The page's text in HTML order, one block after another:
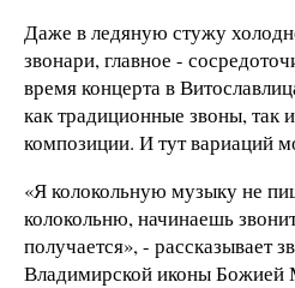
Даже в ледяную стужу
звонари, главное -
время концерта в
как традиционные звоны, так
композиции. И тут вариаций
«Я колокольную музыку не
колокольню, начинаешь
получается», - рассказывает
Владимирской иконы Божией